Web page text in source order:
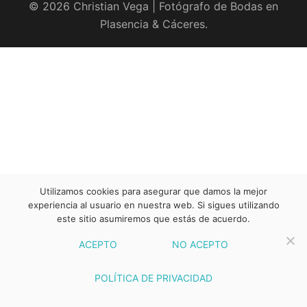
© 2026 Christian Vega | Fotógrafo de Bodas en
Plasencia & Cáceres.
Utilizamos cookies para asegurar que damos la mejor
experiencia al usuario en nuestra web. Si sigues utilizando
este sitio asumiremos que estás de acuerdo.
ACEPTO NO ACEPTO
POLÍTICA DE PRIVACIDAD